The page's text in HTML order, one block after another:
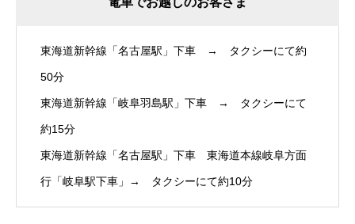
東海道新幹線「名古屋駅」下車 → タクシーにて約
50分
東海道新幹線「岐阜羽島駅」下車 → タクシーにて
約15分
東海道新幹線「名古屋駅」下車 東海道本線岐阜方面
行「岐阜駅下車」→ タクシーにて約10分